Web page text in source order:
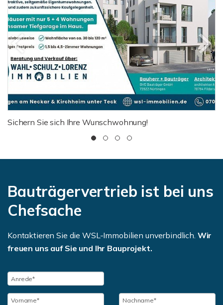
Sichern Sie sich Ihre Wunschwohnung!
Bauträgervertrieb ist bei uns
Chefsache
Kontaktieren Sie die WSL-Immobilien unverbindlich. Wir
freuen uns auf Sie und Ihr Bauprojekt.